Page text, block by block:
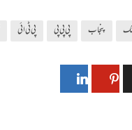
پنجاب پی پی پی پی ٹی ائی